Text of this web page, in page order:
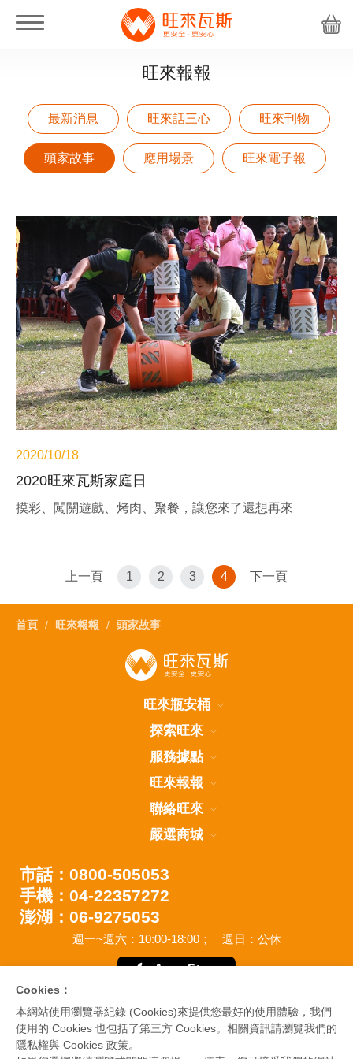
旺來報報
最新消息 旺來話三心 旺來刊物
頭家故事 應用場景 旺來電子報
2020/10/18
2020旺來瓦斯家庭日
摸彩、闖關遊戲、烤肉、聚餐，讓您來了還想再來
上一頁 1 2 3 4 下一頁
首頁 旺來報報 頭家故事
旺來瓶安桶
探索旺來
服務據點
旺來報報
聯絡旺來
嚴選商城
市話：0800-505053
手機：04-22357272
澎湖：06-9275053
週一~週六：10:00-18:00； 週日：公休
Cookies：
本網站使用瀏覽器紀錄 (Cookies)來提供您最好的使用體驗，我們
使用的 Cookies 也包括了第三方 Cookies。相關資訊請瀏覽我們的
隱私權與 Cookies 政策。